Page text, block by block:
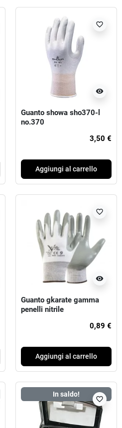
visibility
favorite_border
Guanto showa sho370-l
no.370
3,50 €
Aggiungi al carrello
visibility
favorite_border
Guanto gkarate gamma
penelli nitrile
0,89 €
Aggiungi al carrello
In saldo!
favorite_border